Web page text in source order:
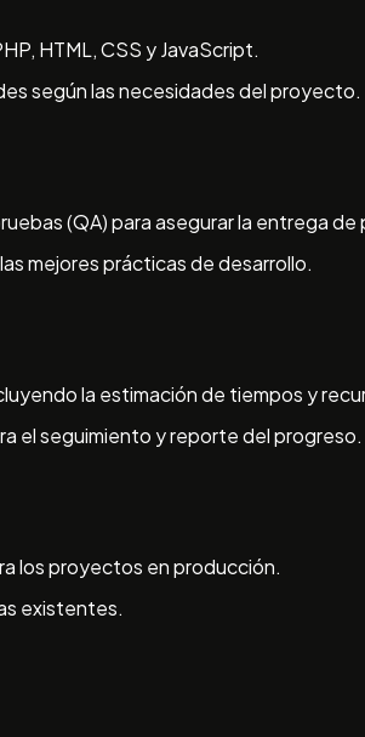
HTML, CSS y JavaScript.
según las necesidades del proyecto.
(QA) para asegurar la entrega
mejores prácticas de desarrollo.
la estimación de tiempos y
el seguimiento y reporte del progreso.
los proyectos en producción.
existentes.